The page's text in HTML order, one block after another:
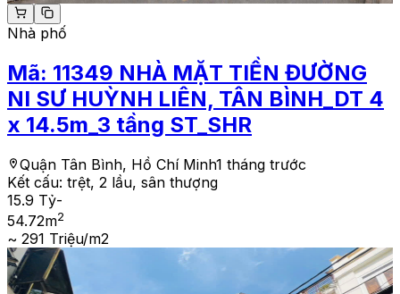
Nhà phố
Mã: 11349 NHÀ MẶT TIỀN ĐƯỜNG
NI SƯ HUỲNH LIÊN, TÂN BÌNH_DT 4
x 14.5m_3 tầng ST_SHR
Quận Tân Bình, Hồ Chí Minh1 tháng trước
Kết cấu: trệt, 2 lầu, sân thượng
15.9 Tỷ-
54.72m2
~ 291 Triệu/m2